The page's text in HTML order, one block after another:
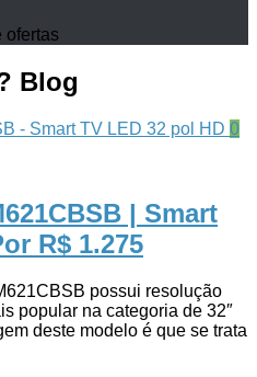
ofertas
Blog
0
| Smart
R$ 1.275
possui resolução
popular na categoria de 32″
deste modelo é que se trata